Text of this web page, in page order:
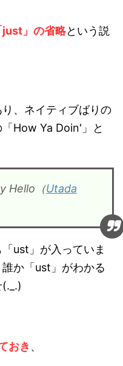
just」の省略という説
、ネイティブばりの
How Ya Doin'」と
Hello（Utada
ust」が入っていま
か「ust」がわかる
おき 、